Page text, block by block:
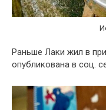
Раньше Лаки жил в
опубликована в соц.